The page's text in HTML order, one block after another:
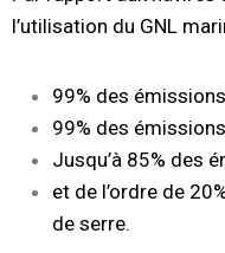
l’utilisation du GNL
99% des
99% des
Jusqu’à 85% des
et de l’ordre de
de serre.